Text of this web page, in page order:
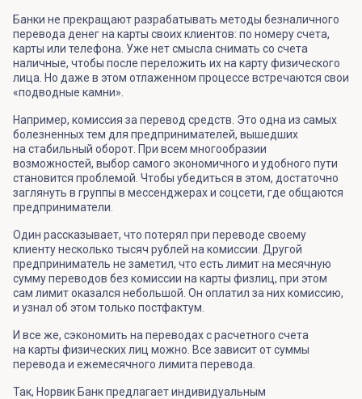
Банки не прекращают разрабатывать методы безналичного
перевода денег на карты своих клиентов: по номеру счета,
карты или телефона. Уже нет смысла снимать со счета
наличные, чтобы после переложить их на карту физического
лица. Но даже в этом отлаженном процессе встречаются свои
«подводные камни».
Например, комиссия за перевод средств. Это одна из самых
болезненных тем для предпринимателей, вышедших
на стабильный оборот. При всем многообразии
возможностей, выбор самого экономичного и удобного пути
становится проблемой. Чтобы убедиться в этом, достаточно
заглянуть в группы в мессенджерах и соцсети, где общаются
предприниматели.
Один рассказывает, что потерял при переводе своему
клиенту несколько тысяч рублей на комиссии. Другой
предприниматель не заметил, что есть лимит на месячную
сумму переводов без комиссии на карты физлиц, при этом
сам лимит оказался небольшой. Он оплатил за них комиссию,
и узнал об этом только постфактум.
И все же, сэкономить на переводах с расчетного счета
на карты физических лиц можно. Все зависит от суммы
перевода и ежемесячного лимита перевода.
Так, Норвик Банк предлагает индивидуальным